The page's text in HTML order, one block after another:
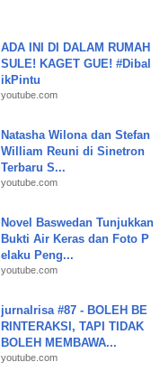
ADA INI DI DALAM RUMAH
SULE! KAGET GUE! #Dibal
ikPintu
youtube.com
Natasha Wilona dan Stefan
William Reuni di Sinetron
Terbaru S...
youtube.com
Novel Baswedan Tunjukkan
Bukti Air Keras dan Foto P
elaku Peng...
youtube.com
jurnalrisa #87 - BOLEH BE
RINTERAKSI, TAPI TIDAK
BOLEH MEMBAWA...
youtube.com